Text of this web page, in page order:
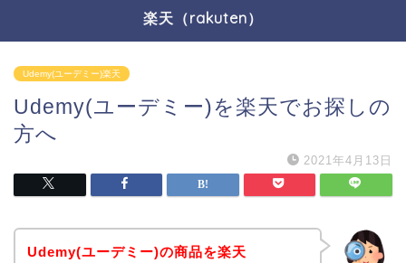
楽天（rakuten）
Udemy(ユーデミー)楽天
Udemy(ユーデミー)を楽天でお探しの
方へ
2021年4月13日
Udemy(ユーデミー)の商品を楽天